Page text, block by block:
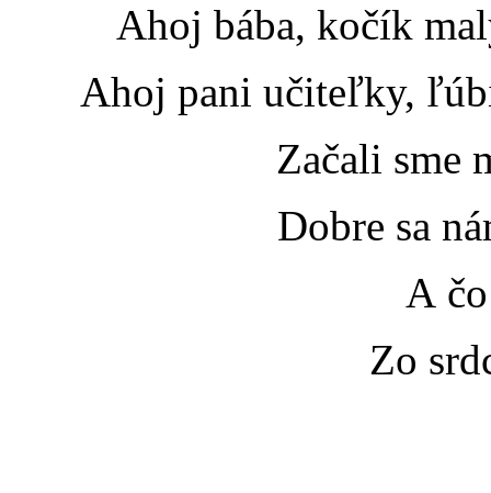
Ahoj bába, kočík
Ahoj pani učiteľky,
Začali sme
Dobre sa nám
A čo
Zo srdca